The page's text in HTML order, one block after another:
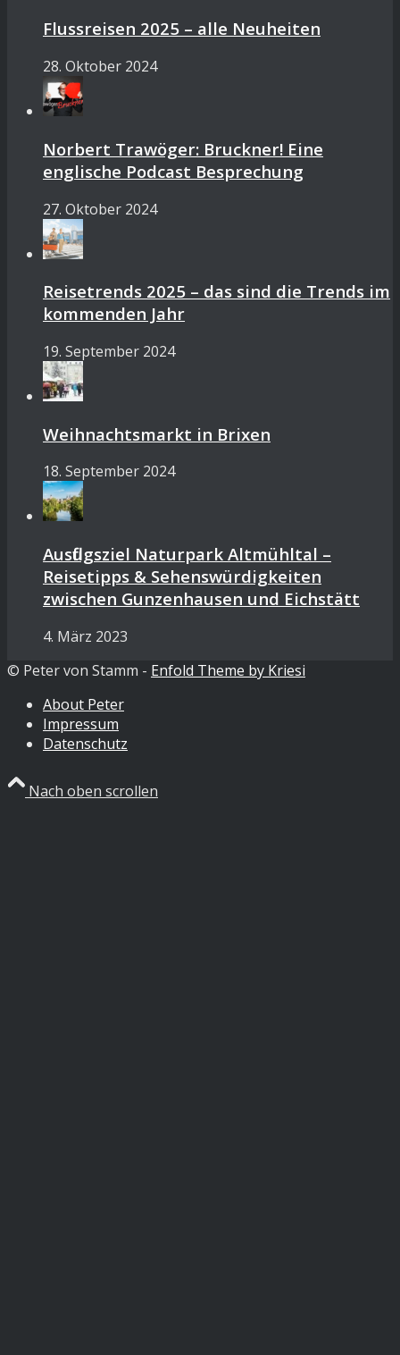
Flussreisen 2025 – alle Neuheiten
28. Oktober 2024
Norbert Trawöger: Bruckner! Eine
englische Podcast Besprechung
27. Oktober 2024
Reisetrends 2025 – das sind die Trends im
kommenden Jahr
19. September 2024
Weihnachtsmarkt in Brixen
18. September 2024
Ausflugsziel Naturpark Altmühltal –
Reisetipps & Sehenswürdigkeiten
zwischen Gunzenhausen und Eichstätt
4. März 2023
© Peter von Stamm - Enfold Theme by Kriesi
About Peter
Impressum
Datenschutz
Nach oben scrollen